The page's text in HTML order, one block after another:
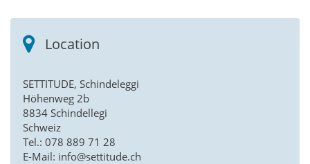
Location
SETTITUDE, Schindeleggi
Höhenweg 2b
8834 Schindellegi
Schweiz
Tel.: 078 889 71 28​
E-Mail: info@settitude.ch